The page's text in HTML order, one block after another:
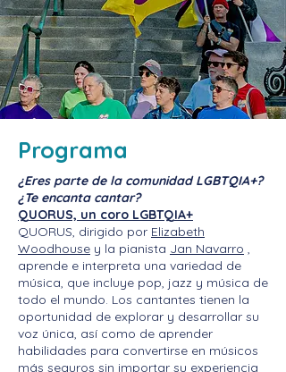
Programa
¿Eres parte de la comunidad LGBTQIA+?
¿Te encanta cantar?
QUORUS, un coro LGBTQIA+
QUORUS, dirigido por Elizabeth
Woodhouse y la pianista Jan Navarro ,
aprende e interpreta una variedad de
música, que incluye pop, jazz y música de
todo el mundo. Los cantantes tienen la
oportunidad de explorar y desarrollar su
voz única, así como de aprender
habilidades para convertirse en músicos
más seguros sin importar su experiencia